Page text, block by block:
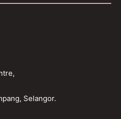
Selangor.